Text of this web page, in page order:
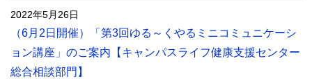
2022年5月26日
（6月2日開催）「第3回ゆる～くやるミニコミュニケーシ
ョン講座」のご案内【キャンパスライフ健康支援センター
総合相談部門】